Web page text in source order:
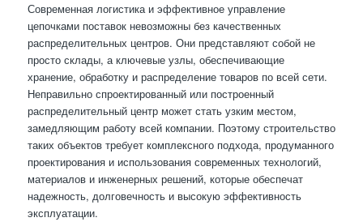
Современная логистика и эффективное управление
цепочками поставок невозможны без качественных
распределительных центров. Они представляют собой не
просто склады, а ключевые узлы, обеспечивающие
хранение, обработку и распределение товаров по всей сети.
Неправильно спроектированный или построенный
распределительный центр может стать узким местом,
замедляющим работу всей компании. Поэтому строительство
таких объектов требует комплексного подхода, продуманного
проектирования и использования современных технологий,
материалов и инженерных решений, которые обеспечат
надежность, долговечность и высокую эффективность
эксплуатации.